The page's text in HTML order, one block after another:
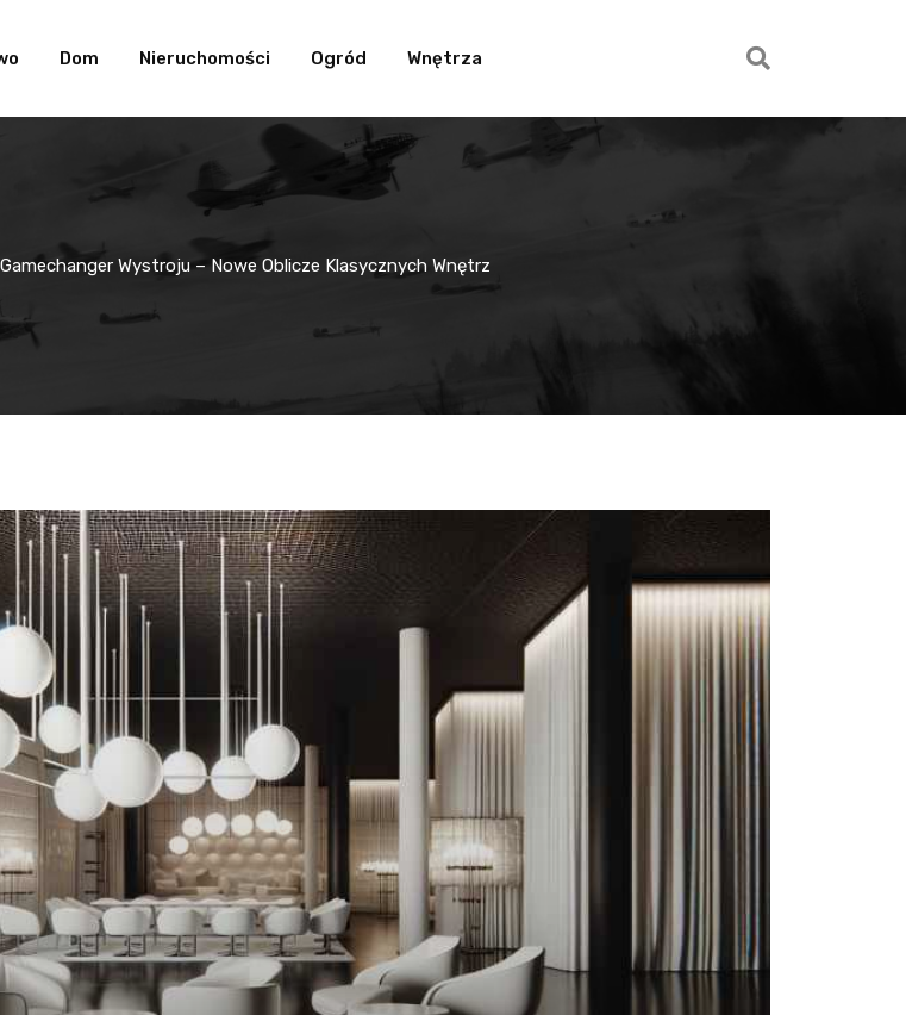
Dom Nieruchomości Ogród Wnętrza
Gamechanger Wystroju – Nowe Oblicze Klasycznych Wnętrz